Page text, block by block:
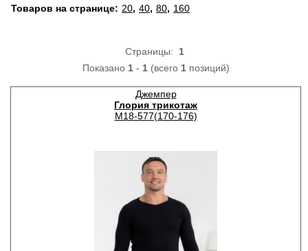
Товаров на странице: 20, 40, 80, 160
Страницы: 1
Показано 1- 1(всего 1позиций)
Джемпер
Глория трикотаж
М18-577(170-176)